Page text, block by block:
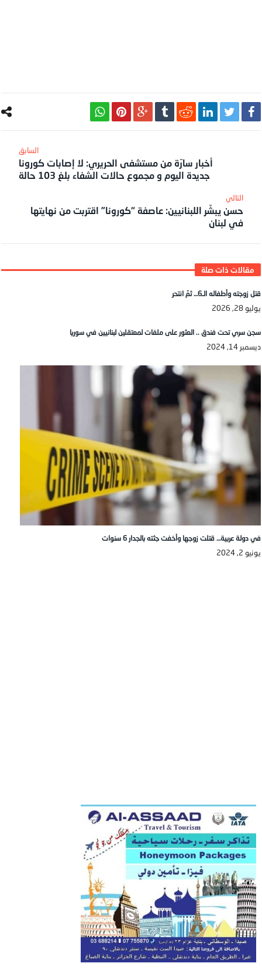
أخبار سارّة من مستشفى الحريري: لا إصابات كورونا
جديدة اليوم و مجموع حالات الشفاء بلغ 103 حالة
‎التالي
حسن يبشّر اللبنانيين: عاصفة “كورونا” اقتربت من نهايتها
في لبنان
قتل زوجته وأطفاله الـ6… ثمّ انتحر
يوليو 28, 2026
سجن سري تحت فندق .. العثور على ملفات لمعتقلين لبنانيين في سوريا
ديسمبر 14, 2024
في دولة عربية… قتلت زوجها وأخفت جثته بالجدار 6 سنوات
يونيو 2, 2024